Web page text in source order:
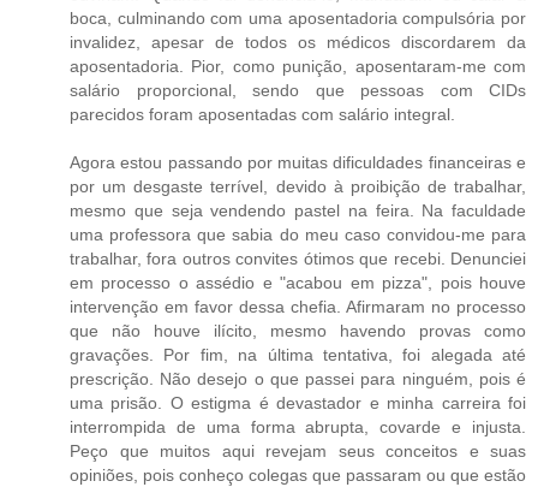
boca, culminando com uma aposentadoria compulsória por
invalidez, apesar de todos os médicos discordarem da
aposentadoria. Pior, como punição, aposentaram-me com
salário proporcional, sendo que pessoas com CIDs
parecidos foram aposentadas com salário integral.
Agora estou passando por muitas dificuldades financeiras e
por um desgaste terrível, devido à proibição de trabalhar,
mesmo que seja vendendo pastel na feira. Na faculdade
uma professora que sabia do meu caso convidou-me para
trabalhar, fora outros convites ótimos que recebi. Denunciei
em processo o assédio e "acabou em pizza", pois houve
intervenção em favor dessa chefia. Afirmaram no processo
que não houve ilícito, mesmo havendo provas como
gravações. Por fim, na última tentativa, foi alegada até
prescrição. Não desejo o que passei para ninguém, pois é
uma prisão. O estigma é devastador e minha carreira foi
interrompida de uma forma abrupta, covarde e injusta.
Peço que muitos aqui revejam seus conceitos e suas
opiniões, pois conheço colegas que passaram ou que estão